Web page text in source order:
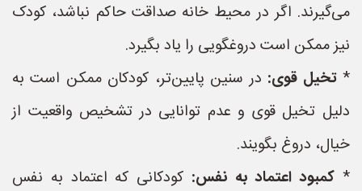
می‌گیرند. اگر در محیط خانه صداقت حاکم نباشد، کودک
نیز ممکن است دروغگویی را یاد بگیرد.
*تخیل قوی: در سنین پایین‌تر، کودکان ممکن است به
دلیل تخیل قوی و عدم توانایی در تشخیص واقعیت از
خیال، دروغ بگویند.
* کمبود اعتماد به نفس: کودکانی که اعتماد به نفس